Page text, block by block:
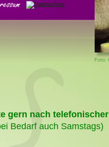
gern nach telefonischer
Bedarf auch Samstags)